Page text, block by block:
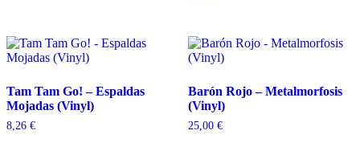
Tam Tam Go! – Espaldas
Mojadas (Vinyl)
8,26 €
Barón Rojo – Metalmorfosis
(Vinyl)
25,00 €